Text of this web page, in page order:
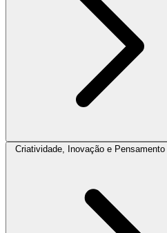
Criatividade, Inovação e